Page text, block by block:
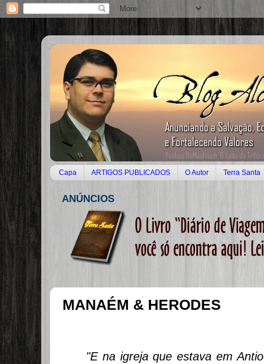
Capa ARTIGOS PUBLICADOS O Autor Terra Santa
ANÚNCIOS
MANAÉM & HERODES
"E na igreja que estava em